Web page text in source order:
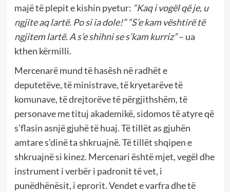
majë të plepit e kishin pyetur: “Kaq i vogël që je, u
ngjite aq lartë. Po si ia dole!” “S’e kam vështirë të
ngjitem lartë. A s’e shihni se s’kam kurriz”– ua
kthen kërmilli.
Mercenarë mund të hasësh në radhët e
deputetëve, të ministrave, të kryetarëve të
komunave, të drejtorëve të përgjithshëm, të
personave me tituj akademikë, sidomos të atyre që
s’flasin asnjë gjuhë të huaj. Të tillët as gjuhën
amtare s’dinë ta shkruajnë. Të tillët shqipen e
shkruajnë si kinez. Mercenari është mjet, vegël dhe
instrument i verbër i padronit të vet, i
punëdhënësit, i eprorit. Vendet e varfra dhe të